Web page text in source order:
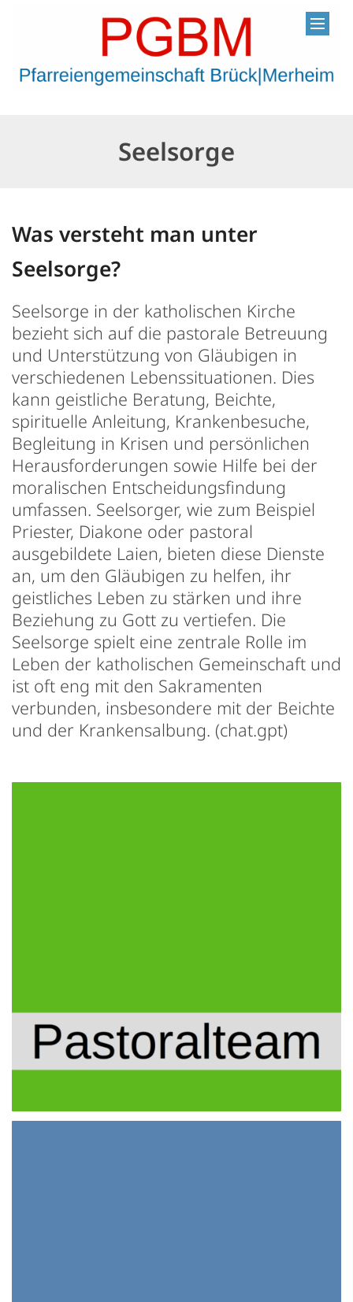
Seelsorge
Was versteht man unter
Seelsorge?
Seelsorge in der katholischen Kirche
bezieht sich auf die pastorale Betreuung
und Unterstützung von Gläubigen in
verschiedenen Lebenssituationen. Dies
kann geistliche Beratung, Beichte,
spirituelle Anleitung, Krankenbesuche,
Begleitung in Krisen und persönlichen
Herausforderungen sowie Hilfe bei der
moralischen Entscheidungsfindung
umfassen. Seelsorger, wie zum Beispiel
Priester, Diakone oder pastoral
ausgebildete Laien, bieten diese Dienste
an, um den Gläubigen zu helfen, ihr
geistliches Leben zu stärken und ihre
Beziehung zu Gott zu vertiefen. Die
Seelsorge spielt eine zentrale Rolle im
Leben der katholischen Gemeinschaft und
ist oft eng mit den Sakramenten
verbunden, insbesondere mit der Beichte
und der Krankensalbung. (chat.gpt)